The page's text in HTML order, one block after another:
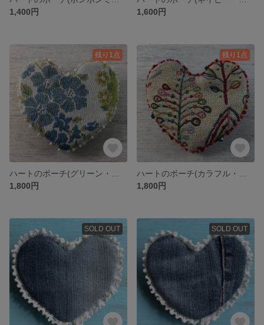
1,400円
1,600円
残り1点
1,800円
残り1点
1,800円
SOLD OUT SOLD OUT